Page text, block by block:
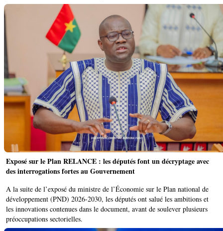
Exposé sur le Plan RELANCE : les députés font un décryptage avec
des interrogations fortes au Gouvernement
A la suite de l’exposé du ministre de l’Économie sur le Plan national de
développement (PND) 2026-2030, les députés ont salué les ambitions et
les innovations contenues dans le document, avant de soulever plusieurs
préoccupations sectorielles.